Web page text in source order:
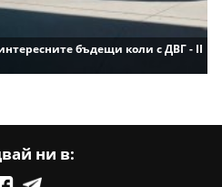
бъдещи коли с ДВГ - II
ни в: